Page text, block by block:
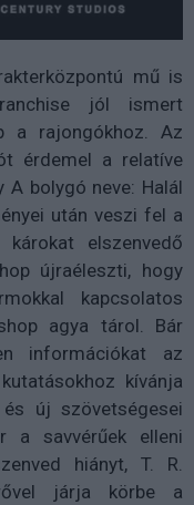
mű is
jól ismert
a rajongókhoz. Az
érdemel a relatíve
bolygó neve: Halál
után veszi fel a
elszenvedő
újraéleszti, hogy
kapcsolatos
agya tárol. Bár
információkat az
kívánja
új szövetségesei
a savvérűek elleni
hiányt, T. R.
járja körbe a